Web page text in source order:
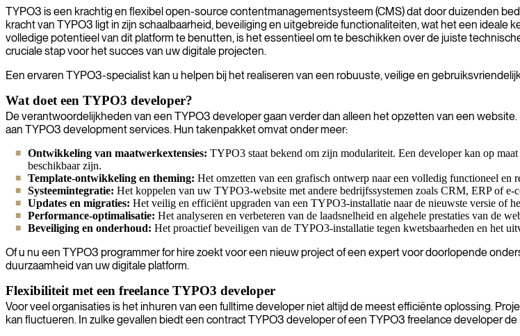
Wij verbinden bedrijven met bekwame TYPO3-architecten die schaalbare, veilige contentmanagementsystemen
TYPO3 is een krachtig en flexibel open-source contentmanagementsysteem (CMS) dat door duizenden
kracht van TYPO3 ligt in zijn schaalbaarheid, beveiliging en uitgebreide functionaliteiten, wat het een
volledige potentieel van dit platform te benutten, is het essentieel om te beschikken over de juiste
cruciale stap voor het succes van uw digitale projecten.
Een ervaren TYPO3-specialist kan u helpen bij het realiseren van een robuuste, veilige en
Wat doet een TYPO3 developer?
De verantwoordelijkheden van een TYPO3 developer gaan verder dan alleen het opzetten van een
aan TYPO3 development services. Hun takenpakket omvat onder meer:
Ontwikkeling van maatwerkextensies: TYPO3 staat bekend om zijn modulariteit. Een developer kan op
beschikbaar zijn.
Template-ontwikkeling en theming: Het omzetten van een grafisch ontwerp naar een volledig functioneel en
Systeemintegratie: Het koppelen van uw TYPO3-website met andere bedrijfssystemen zoals CRM, ERP of e-
Updates en migraties: Het veilig en efficiënt upgraden van een TYPO3-installatie naar de nieuwste versie of
Performance-optimalisatie: Het analyseren en verbeteren van de laadsnelheid en algehele prestaties van de
Beveiliging en onderhoud: Het proactief beveiligen van de TYPO3-installatie tegen kwetsbaarheden en het
Of u nu een TYPO3 programmer for hire zoekt voor een nieuw project of een expert voor doorlopende
duurzaamheid van uw digitale platform.
Flexibiliteit met een freelance TYPO3 developer
Voor veel organisaties is het inhuren van een fulltime developer niet altijd de meest efficiënte oplossing.
kan fluctueren. In zulke gevallen biedt een contract TYPO3 developer of een TYPO3 freelance developer